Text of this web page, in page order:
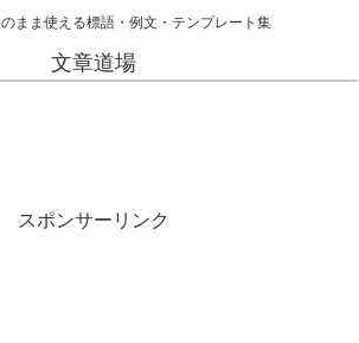
まま使える標語・例文・テンプレート集
文章道場
スポンサーリンク